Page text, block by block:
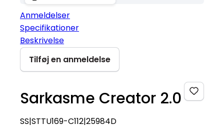
Anmeldelser
Specifikationer
Beskrivelse
Tilføj en anmeldelse
Sarkasme Creator 2.0
SS|STTU169-C112|25984D